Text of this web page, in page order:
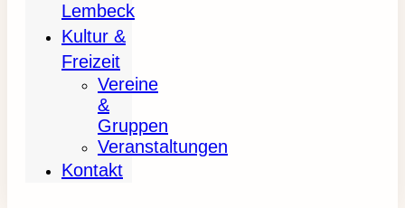
Lembeck
Kultur &
Freizeit
Vereine
&
Gruppen
Veranstaltungen
Kontakt